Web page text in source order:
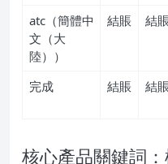
atc（簡體中
文（大
陸））
結賬 結
完成 結賬 結
核心產品關鍵詞